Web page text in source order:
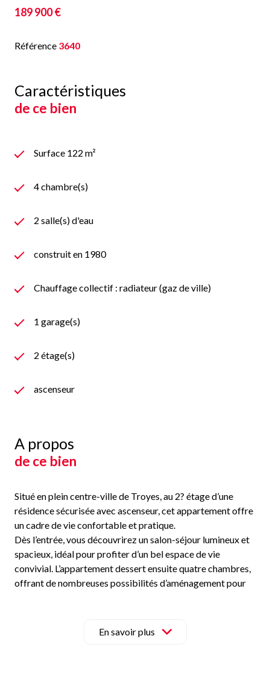
189 900 €
Référence 3640
Caractéristiques
de ce bien
Surface 122 m²
4 chambre(s)
2 salle(s) d'eau
construit en 1980
Chauffage collectif : radiateur (gaz de ville)
1 garage(s)
2 étage(s)
ascenseur
A propos
de ce bien
Situé en plein centre-ville de Troyes, au 2? étage d’une
résidence sécurisée avec ascenseur, cet appartement offre
un cadre de vie confortable et pratique.
Dès l’entrée, vous découvrirez un salon-séjour lumineux et
spacieux, idéal pour profiter d’un bel espace de vie
convivial. L’appartement dessert ensuite quatre chambres,
offrant de nombreuses possibilités d’aménagement pour
d’eau ainsi que de WC séparés pour plus de confort au
quotidien. De nombreux espaces de rangement et
En savoir plus